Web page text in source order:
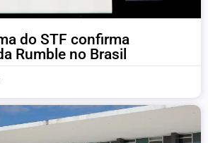
do STF confirma
Rumble no Brasil